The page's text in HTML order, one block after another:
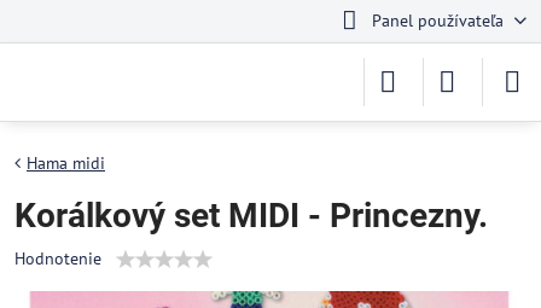
Panel používateľa
Hama midi
Korálkový set MIDI - Princezny.
Hodnotenie